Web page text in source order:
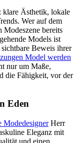
klare Ästhetik, lokale
Wer auf dem
bereits
Models ist
Beweis ihrer
Model werden
nur um Maße,
die Fähigkeit, vor der
Eden
ModedesignerHerr
Eleganz mit
und einen